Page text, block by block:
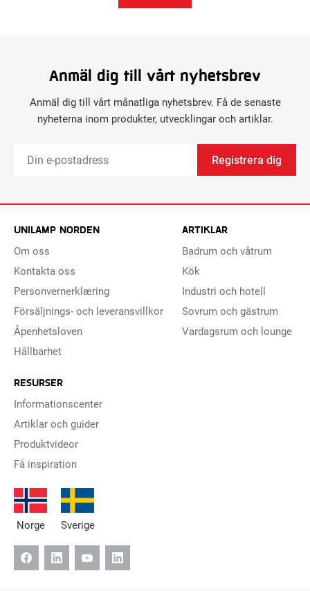
Anmäl dig till vårt nyhetsbrev
Anmäl dig till vårt månatliga nyhetsbrev. Få de senaste
nyheterna inom produkter, utvecklingar och artiklar.
Registrera dig
UNILAMP NORDEN
Om oss
Kontakta oss
Personvernerklæring
Försäljnings- och leveransvillkor
Åpenhetsloven
Hållbarhet
ARTIKLAR
Badrum och våtrum
Kök
Industri och hotell
Sovrum och gästrum
Vardagsrum och lounge
RESURSER
Informationscenter
Artiklar och guider
Produktvideor
Få inspiration
Norge Sverige